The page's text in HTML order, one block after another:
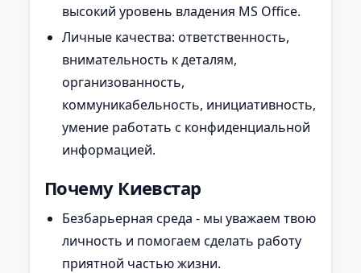
высокий уровень владения MS Office.
Личные качества: ответственность,
внимательность к деталям,
организованность,
коммуникабельность, инициативность,
умение работать с конфиденциальной
информацией.
Почему Киевстар
Безбарьерная среда - мы уважаем твою
личность и помогаем сделать работу
приятной частью жизни.